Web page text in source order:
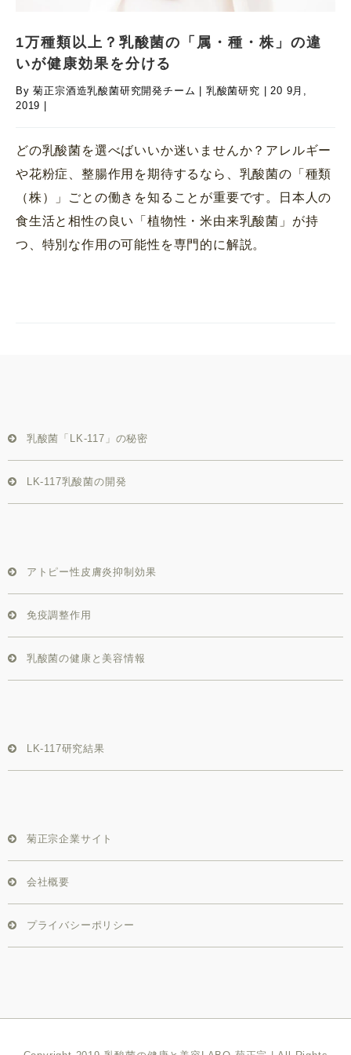
1万種類以上？乳酸菌の「属・種・株」の違
いが健康効果を分ける
By菊正宗酒造乳酸菌研究開発チーム 乳酸菌研究
20 9月,
2019
どの乳酸菌を選べばいいか迷いませんか？アレルギー
や花粉症、整腸作用を期待するなら、乳酸菌の「種類
（株）」ごとの働きを知ることが重要です。日本人の
食生活と相性の良い「植物性・米由来乳酸菌」が持
つ、特別な作用の可能性を専門的に解説。
乳酸菌「LK-117」の秘密
LK-117乳酸菌の開発
アトピー性皮膚炎抑制効果
免疫調整作用
乳酸菌の健康と美容情報
LK-117研究結果
菊正宗企業サイト
会社概要
プライバシーポリシー